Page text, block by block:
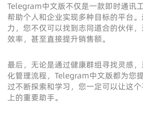
Telegram中文版不仅是一款即时通讯
帮助个人和企业实现多种目标的平台
力，您不仅可以找到志同道合的伙伴
效率，甚至直接提升销售额。
最后，无论是通过健康群组寻找灵感
化管理流程，Telegram中文版都为您
过不断探索和学习，您一定可以让这
上的重要助手。